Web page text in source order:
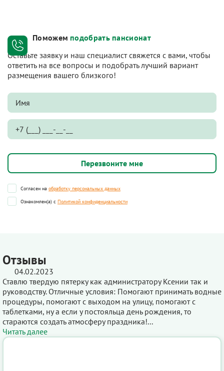
Поможем подобрать пансионат
Оставьте заявку и наш специалист свяжется с вами, чтобы
ответить на все вопросы и подобрать лучший вариант
размещения вашего близкого!
Согласен на обработку персональных данных
Ознакомлен(а) с Политикой конфиденциальности
Отзывы
04.02.2023
Ставлю твердую пятерку как администратору Ксении так и
руководству. Отличные условия: Помогают принимать водные
процедуры, помогают с выходом на улицу, помогают с
таблетками, ну а если у постояльца день рождения, то
стараются создать атмосферу праздника!...
Читать далее